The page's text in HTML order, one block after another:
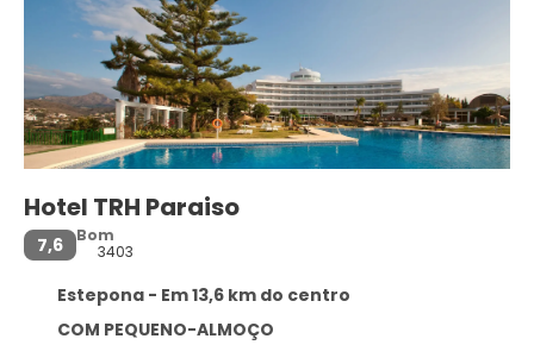
Hotel TRH Paraiso
7,6
Bom
3403
Estepona - Em 13,6 km do centro
COM PEQUENO-ALMOÇO